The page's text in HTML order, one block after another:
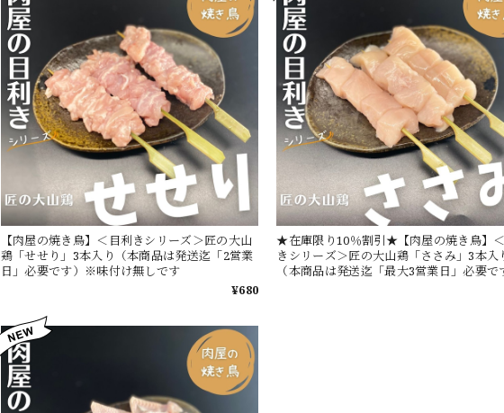
【肉屋の焼き鳥】＜目利きシリーズ＞匠の大山
鶏「せせり」3本入り（本商品は発送迄「2営業
日」必要です）※味付け無しです
¥680
★在庫限り10％割引★【肉屋の焼き鳥】
きシリーズ＞匠の大山鶏「ささみ」3本入
（本商品は発送迄「最大3営業日」必要で